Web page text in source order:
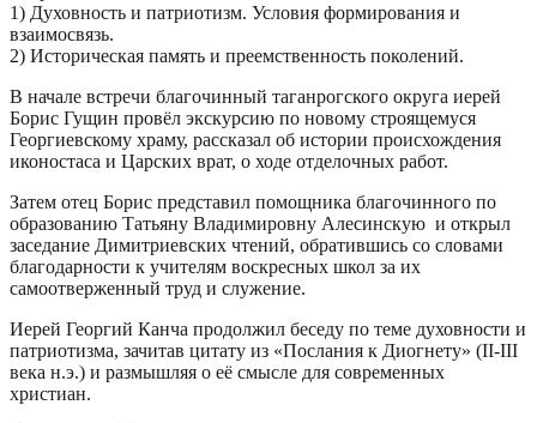
1) Духовность и патриотизм. Условия формирования и
взаимосвязь.
2) Историческая память и преемственность поколений.
В начале встречи благочинный таганрогского округа иерей
Борис Гущин провёл экскурсию по новому строящемуся
Георгиевскому храму, рассказал об истории происхождения
иконостаса и Царских врат, о ходе отделочных работ.
Затем отец Борис представил помощника благочинного по
образованию Татьяну Владимировну Алесинскую и открыл
заседание Димитриевских чтений, обратившись со словами
благодарности к учителям воскресных школ за их
самоотверженный труд и служение.
Иерей Георгий Канча продолжил беседу по теме духовности и
патриотизма, зачитав цитату из «Послания к Диогнету» (II-III
века н.э.) и размышляя о её смысле для современных
христиан.